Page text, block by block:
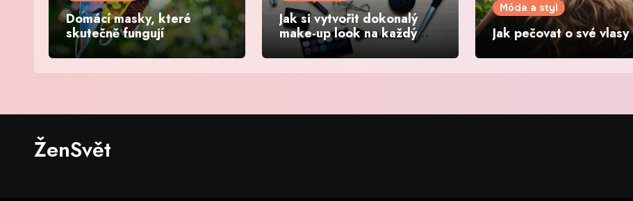
Domácí masky, které
skutečně fungují
Jak si vytvořit dokonalý
make-up look na každý
den
Móda a styl
Jak pečovat o své vlasy
ŽenSvět